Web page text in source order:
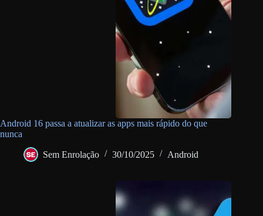
Android 16 passa a atualizar as apps mais rápido do que
nunca
Sem Enrolação 30/10/2025 Android